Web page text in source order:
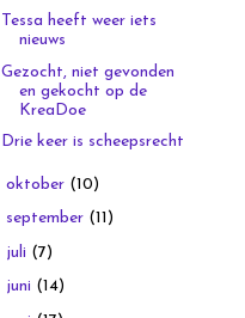
Tessa heeft weer iets
nieuws
Gezocht, niet gevonden
en gekocht op de
KreaDoe
Drie keer is scheepsrecht
oktober (10)
september (11)
juli (7)
juni (14)